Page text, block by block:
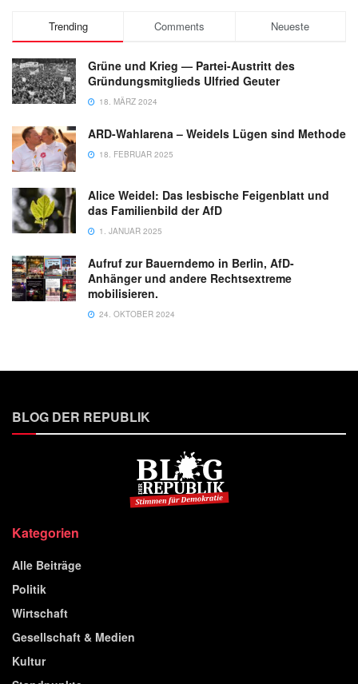
Trending Comments Neueste
Grüne und Krieg — Partei-Austritt des
Gründungsmitglieds Ulfried Geuter
18. MÄRZ 2024
ARD-Wahlarena – Weidels Lügen sind Methode
18. FEBRUAR 2025
Alice Weidel: Das lesbische Feigenblatt und
das Familienbild der AfD
1. JANUAR 2025
Aufruf zur Bauerndemo in Berlin, AfD-
Anhänger und andere Rechtsextreme
mobilisieren.
24. OKTOBER 2024
BLOG DER REPUBLIK
Kategorien
Alle Beiträge
Politik
Wirtschaft
Gesellschaft & Medien
Kultur